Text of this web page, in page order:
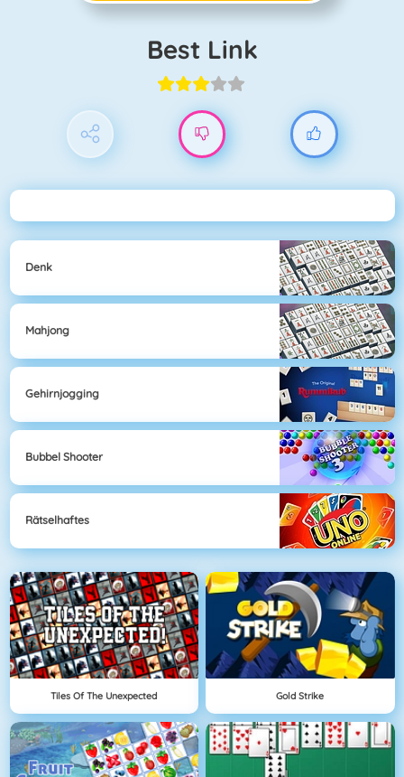
Best Link
Denk
Mahjong
Gehirnjogging
Bubbel Shooter
Rätselhaftes
Tiles Of The Unexpected Gold Strike